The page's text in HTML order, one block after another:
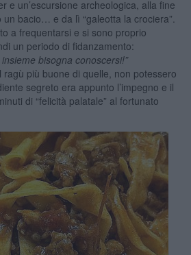
e un’escursione archeologica, alla fine
bacio… e da lì “galeotta la crociera”.
a frequentarsi e si sono proprio
un periodo di fidanzamento:
bisogna conoscersi!”
più buone di quelle, non potessero
segreto era appunto l’impegno e il
di “felicità palatale” al fortunato